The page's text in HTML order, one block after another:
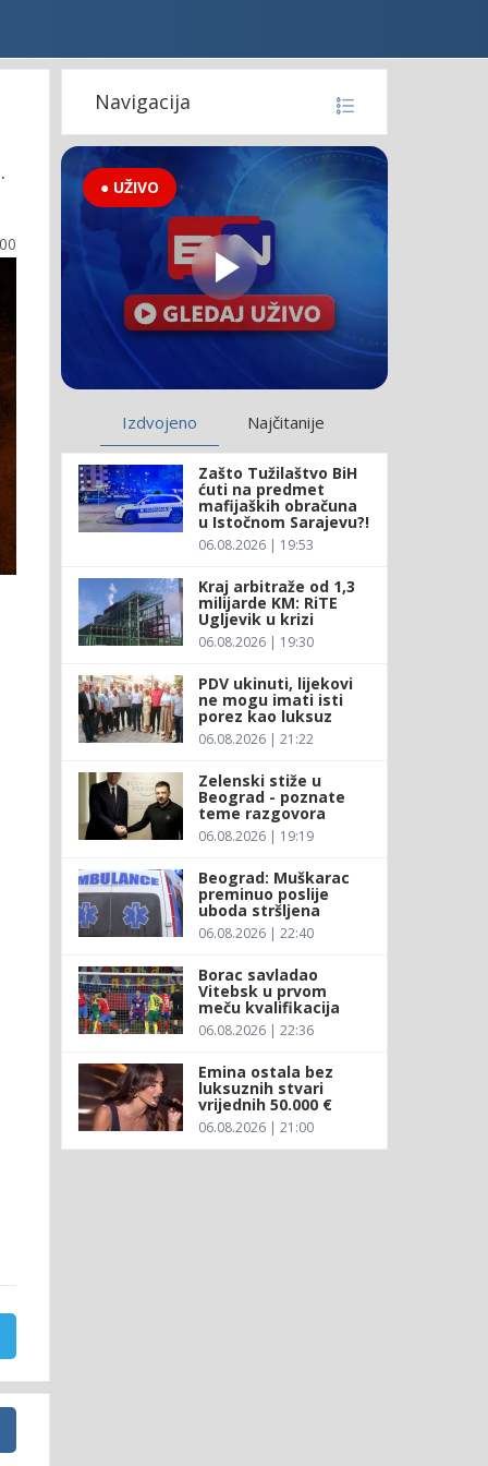
Navigacija
● UŽIVO
Izdvojeno Najčitanije
Zašto Tužilaštvo BiH
ćuti na predmet
mafijaških obračuna
u Istočnom Sarajevu?!
06.08.2026 | 19:53
Kraj arbitraže od 1,3
milijarde KM: RiTE
Ugljevik u krizi
06.08.2026 | 19:30
PDV ukinuti, lijekovi
ne mogu imati isti
porez kao luksuz
06.08.2026 | 21:22
Zelenski stiže u
Beograd - poznate
teme razgovora
06.08.2026 | 19:19
Beograd: Muškarac
preminuo poslije
uboda stršljena
06.08.2026 | 22:40
Borac savladao
Vitebsk u prvom
meču kvalifikacija
06.08.2026 | 22:36
Emina ostala bez
luksuznih stvari
vrijednih 50.000 €
06.08.2026 | 21:00